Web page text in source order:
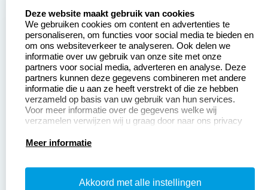
Aanvraag op maat
Betaling &
Verzending
Wederverkoper
worden
Sale
Contact opnemen
Veel gestelde vragen
Retourneren
Herroepingsrecht
Productinformatie:
Instructiepagina
Deze website maakt gebruik van cookies
We gebruiken cookies om content en advertenties te
personaliseren, om functies voor social media te bieden en
om ons websiteverkeer te analyseren. Ook delen we
informatie over uw gebruik van onze site met onze
partners voor social media, adverteren en analyse. Deze
partners kunnen deze gegevens combineren met andere
informatie die u aan ze heeft verstrekt of die ze hebben
verzameld op basis van uw gebruik van hun services.
Voor meer informatie over de gegevens welke wij
verzamelen verwijzen wij u graag door naar ons privacy
Meer informatie
Akkoord met alle instellingen